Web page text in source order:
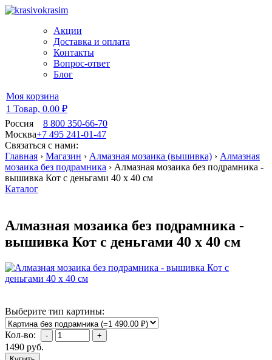
Акции
Доставка и оплата
Контакты
Вопрос-ответ
Блог
Моя корзина
1 Товар, 0.00 ₽
Россия
8 800 350-66-70
Москва+7 495 241-01-47
Связаться с нами:
Главная › Магазин › Алмазная мозаика (вышивка) › Алмазная
мозаика без подрамника › Алмазная мозаика без подрамника -
вышивка Кот с деньгами 40 х 40 см
Каталог
Алмазная мозаика без подрамника -
вышивка Кот с деньгами 40 х 40 см
Выберите тип картины:
Кол-во:
1490 руб.